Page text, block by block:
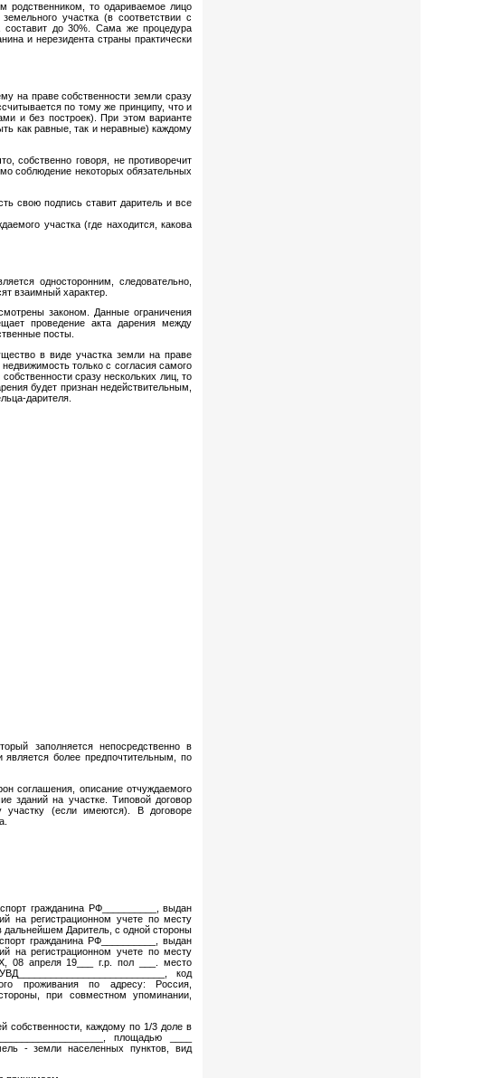
родственником, то одариваемое лицо
участка (в соответствии с
составит до 30%. Сама же процедура
и нерезидента страны практически
на праве собственности земли сразу
по тому же принципу, что и
и без построек). При этом варианте
как равные, так и неравные) каждому
собственно говоря, не противоречит
соблюдение некоторых обязательных
свою подпись ставит даритель и все
участка (где находится, какова
односторонним, следовательно,
взаимный характер.
законом. Данные ограничения
проведение акта дарения между
посты.
в виде участка земли на праве
только с согласия самого
сразу нескольких лиц, то
будет признан недействительным,
дарителя.
заполняется непосредственно в
является более предпочтительным, по
соглашения, описание отчуждаемого
зданий на участке. Типовой договор
(если имеются). В договоре
гражданина РФ__________, выдан
на регистрационном учете по месту
дальнейшем Даритель, с одной стороны
гражданина РФ__________, выдан
на регистрационном учете по месту
08 апреля 19___ г.р. пол ___. место
код
проживания по адресу: Россия,
при совместном упоминании,
собственности, каждому по 1/3 доле в
площадью ____
- земли населенных пунктов, вид